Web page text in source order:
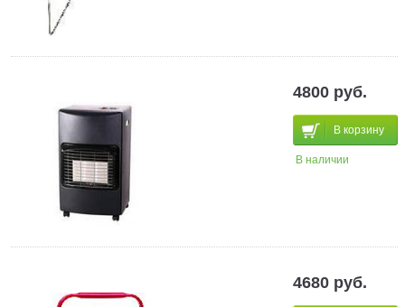
4800 руб.
В корзину
В наличии
4680 руб.